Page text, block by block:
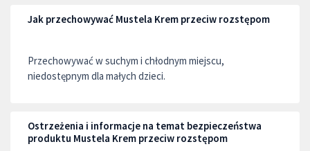
Jak przechowywać Mustela Krem przeciw rozstępom
Przechowywać w suchym i chłodnym miejscu,
niedostępnym dla małych dzieci.
Ostrzeżenia i informacje na temat bezpieczeństwa
produktu Mustela Krem przeciw rozstępom